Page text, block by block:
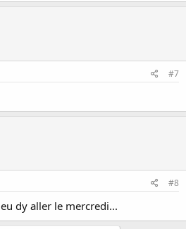
#7
#8
dy aller le mercredi...